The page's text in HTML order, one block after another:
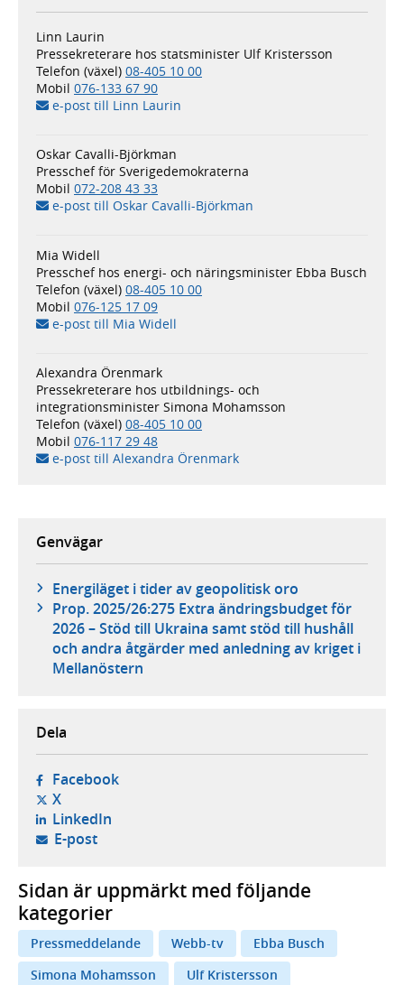
Linn Laurin
Pressekreterare hos statsminister Ulf Kristersson
Telefon (växel) 08-405 10 00
Mobil 076-133 67 90
e-post till Linn Laurin
Oskar Cavalli-Björkman
Presschef för Sverigedemokraterna
Mobil 072-208 43 33
e-post till Oskar Cavalli-Björkman
Mia Widell
Presschef hos energi- och näringsminister Ebba Busch
Telefon (växel) 08-405 10 00
Mobil 076-125 17 09
e-post till Mia Widell
Alexandra Örenmark
Pressekreterare hos utbildnings- och
integrationsminister Simona Mohamsson
Telefon (växel) 08-405 10 00
Mobil 076-117 29 48
e-post till Alexandra Örenmark
Genvägar
Energiläget i tider av geopolitisk oro
Prop. 2025/26:275 Extra ändringsbudget för
2026 – Stöd till Ukraina samt stöd till hushåll
och andra åtgärder med anledning av kriget i
Mellanöstern
Dela
Facebook- öppnas i ny flik, extern webbplats,
X- öppnas i ny flik, extern webbplats,
LinkedIn- öppnas i ny flik, extern webbplats,
E-post- öppnar din e-postklient,
Sidan är uppmärkt med följande
kategorier
Pressmeddelande Webb-tv
Ebba Busch
Simona Mohamsson
Ulf Kristersson